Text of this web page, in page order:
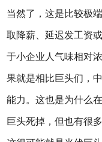
当然了，这是比较极
取降薪、延迟发工资
于小企业人气味相对
果就是相比巨头们，
能力。这也是为什么
巨头死掉，但也有很